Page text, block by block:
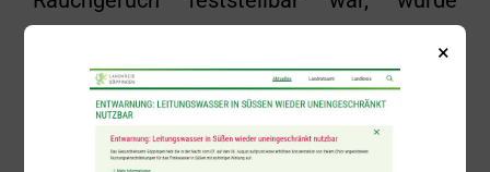
entschieden die Türe nicht gewaltsam zu
öffnen, sondern über die Drehleiter und ein
gekipptes Fenster einen Zugang zu
schaffen. Bei der Kontrolle der Wohnung
×